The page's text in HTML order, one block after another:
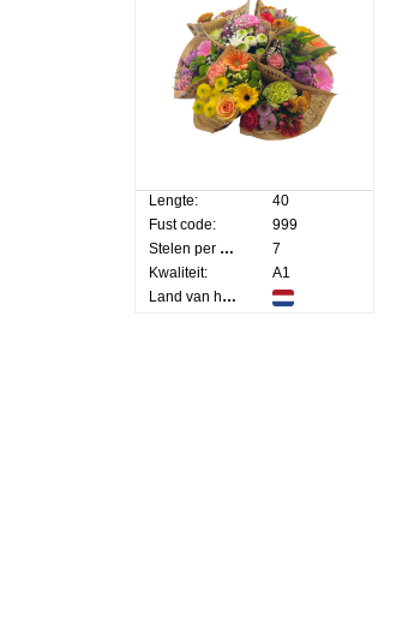
Lengte:
40
Fust code:
999
Stelen per bos:
7
Kwaliteit:
A1
Land van herkomst: